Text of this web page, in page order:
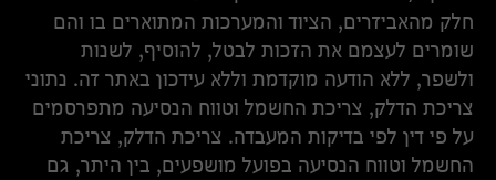
חלק מהאביזרים, הציוד והמערכות המתוארים בו והם
שומרים לעצמם את הזכות לבטל, להוסיף, לשנות
ולשפר, ללא הודעה מוקדמת וללא עידכון באתר זה. נתוני
צריכת הדלק, צריכת החשמל וטווח הנסיעה מתפרסמים
על פי דין לפי בדיקות המעבדה. צריכת הדלק, צריכת
החשמל וטווח הנסיעה בפועל מושפעים, בין היתר, גם